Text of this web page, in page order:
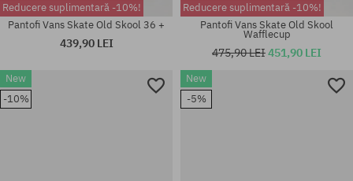
Mărimi existente:
41; 42; 42.5; 43; 44; 44.5; 45;
46
Mărimi existente:
41; 42; 42.5; 43; 44; 44.5; 45;
46
Reducere suplimentară -10%!
Pantofi Vans Skate Old Skool 36 +
439,90 LEI
Reducere suplimentară -10%!
Pantofi Vans Skate Old Skool
Wafflecup
475,90 LEI451,90 LEI
New
-10%
New
-5%